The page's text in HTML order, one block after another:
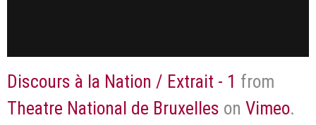
Discours à la Nation / Extrait - 1 from
Theatre National de Bruxelles on Vimeo.